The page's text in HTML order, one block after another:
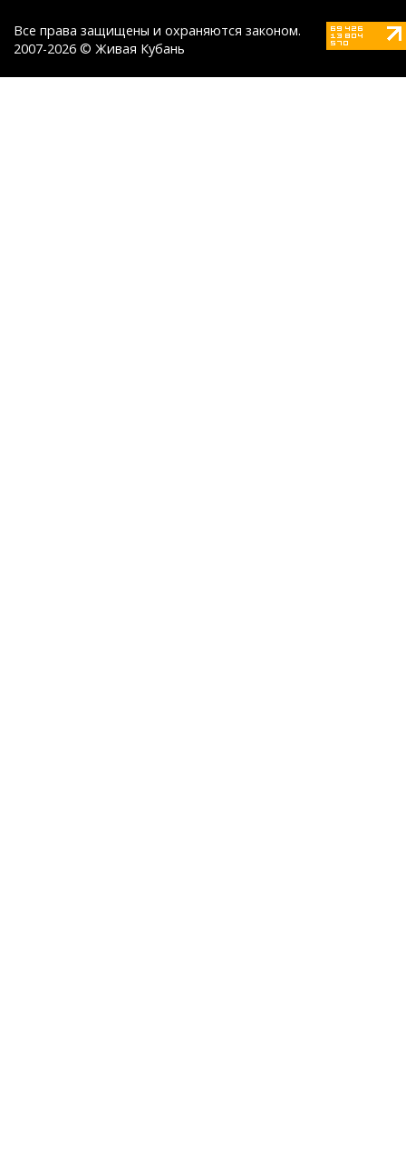
Все права защищены и охраняются законом.
2007-2026 © Живая Кубань